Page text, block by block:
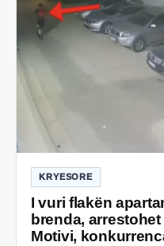
KRYESORE
I vuri flakën
brenda,
Motivi,